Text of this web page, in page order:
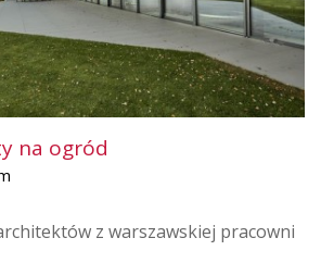
na ogród
z warszawskiej pracowni